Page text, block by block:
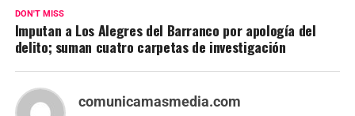
DON'T MISS
Imputan a Los Alegres del Barranco por apología del
delito; suman cuatro carpetas de investigación
comunicamasmedia.com